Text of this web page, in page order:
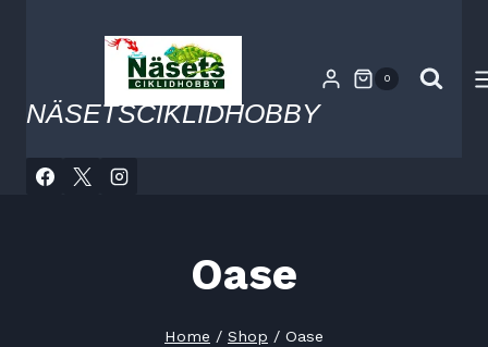
NÄSETSCIKLIDHOBBY
0
Oase
Home / Shop / Oase